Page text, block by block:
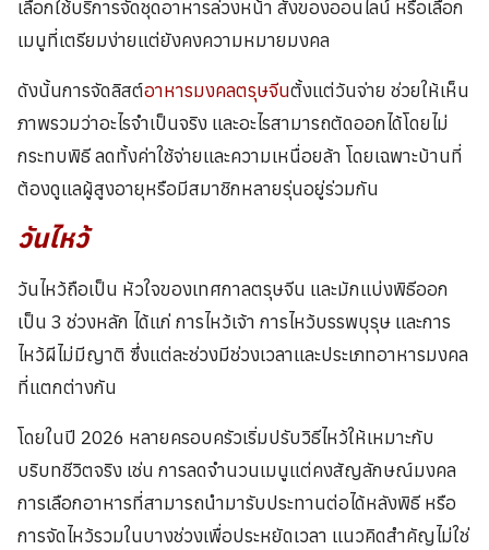
เลือกใช้บริการจัดชุดอาหารล่วงหน้า สั่งของออนไลน์ หรือเลือก
เมนูที่เตรียมง่ายแต่ยังคงความหมายมงคล
ดังนั้นการจัดลิสต์อาหารมงคลตรุษจีนตั้งแต่วันจ่าย ช่วยให้เห็น
ภาพรวมว่าอะไรจำเป็นจริง และอะไรสามารถตัดออกได้โดยไม่
กระทบพิธี ลดทั้งค่าใช้จ่ายและความเหนื่อยล้า โดยเฉพาะบ้านที่
ต้องดูแลผู้สูงอายุหรือมีสมาชิกหลายรุ่นอยู่ร่วมกัน
วันไหว้
วันไหว้ถือเป็น หัวใจของเทศกาลตรุษจีน และมักแบ่งพิธีออก
เป็น 3 ช่วงหลัก ได้แก่ การไหว้เจ้า การไหว้บรรพบุรุษ และการ
ไหว้ผีไม่มีญาติ ซึ่งแต่ละช่วงมีช่วงเวลาและประเภทอาหารมงคล
ที่แตกต่างกัน
โดยในปี 2026 หลายครอบครัวเริ่มปรับวิธีไหว้ให้เหมาะกับ
บริบทชีวิตจริง เช่น การลดจำนวนเมนูแต่คงสัญลักษณ์มงคล
การเลือกอาหารที่สามารถนำมารับประทานต่อได้หลังพิธี หรือ
การจัดไหว้รวมในบางช่วงเพื่อประหยัดเวลา แนวคิดสำคัญไม่ใช่